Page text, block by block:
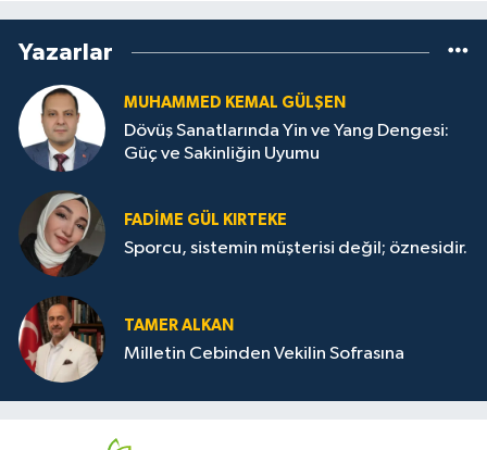
Yazarlar
MUHAMMED KEMAL GÜLŞEN
Dövüş Sanatlarında Yin ve Yang Dengesi:
Güç ve Sakinliğin Uyumu
FADIME GÜL KIRTEKE
Sporcu, sistemin müşterisi değil; öznesidir.
TAMER ALKAN
Milletin Cebinden Vekilin Sofrasına